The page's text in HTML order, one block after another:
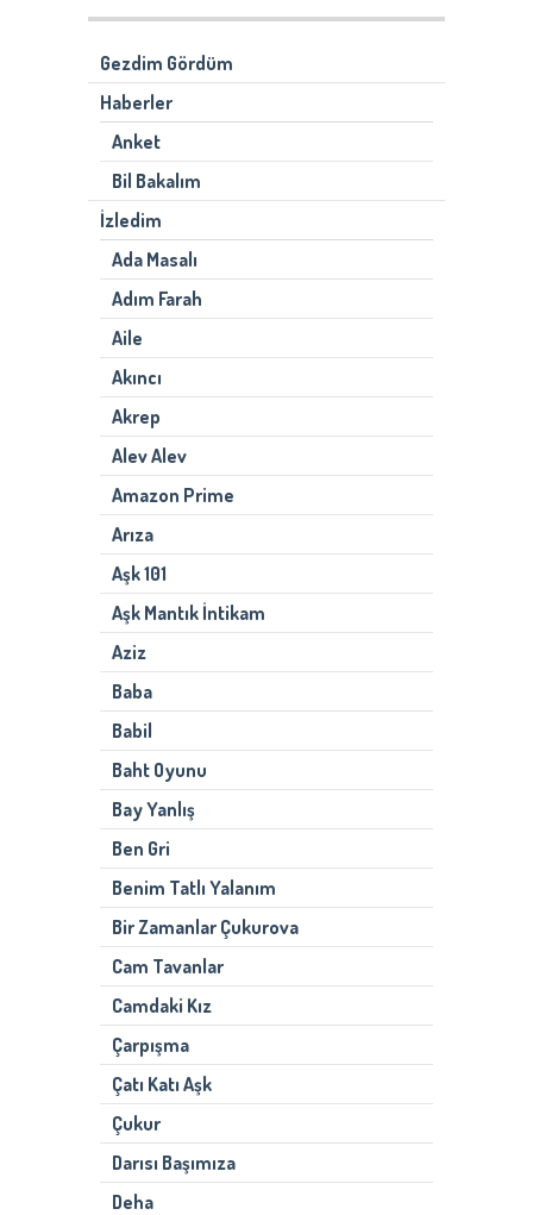
Gezdim Gördüm
Haberler
Anket
Bil Bakalım
İzledim
Ada Masalı
Adım Farah
Aile
Akıncı
Akrep
Alev Alev
Amazon Prime
Arıza
Aşk 101
Aşk Mantık İntikam
Aziz
Baba
Babil
Baht Oyunu
Bay Yanlış
Ben Gri
Benim Tatlı Yalanım
Bir Zamanlar Çukurova
Cam Tavanlar
Camdaki Kız
Çarpışma
Çatı Katı Aşk
Çukur
Darısı Başımıza
Deha